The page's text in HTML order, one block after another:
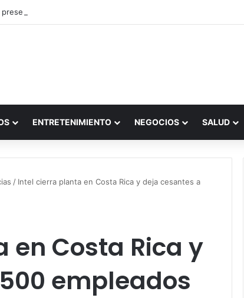
vs. por internet
ENTRETENIMIENTO NEGOCIOS SALUD
/ Intel cierra planta en Costa Rica y deja cesantes a
Costa Rica y
empleados